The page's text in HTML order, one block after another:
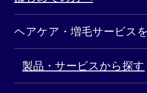
ヘアケア・増毛サービス
製品・サービスから探す